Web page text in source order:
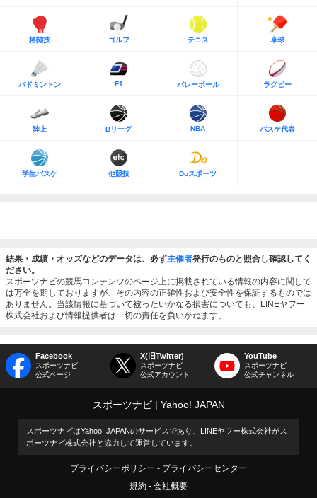
格闘技 ゴルフ テニス 卓球
バドミントン F1 バレーボール ラグビー
陸上 Bリーグ NBA バスケ代表
学生バスケ 他競技 Doスポーツ
結果・成績・オッズなどのデータは、必ず主催者発行のものと照合し確認してく
ださい。
スポーツナビの競馬コンテンツのページ上に掲載されている情報の内容に関して
は万全を期しておりますが、その内容の正確性および安全性を保証するものでは
ありません。当該情報に基づいて被ったいかなる損害についても、LINEヤフー
株式会社および情報提供者は一切の責任を負いかねます。
Facebook
スポーツナビ
公式ページ
X(旧Twitter)
スポーツナビ
公式アカウント
YouTube
スポーツナビ
公式チャンネル
スポーツナビ Yahoo! JAPAN
スポーツナビはYahoo! JAPANのサービスであり、LINEヤフー株式会社がス
ポーツナビ株式会社と協力して運営しています。
プライバシーポリシー
プライバシーセンター
規約
会社概要